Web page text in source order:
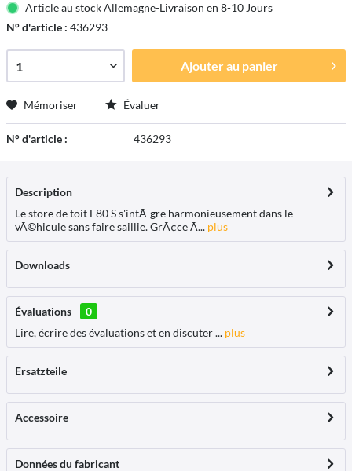
Article au stock Allemagne-Livraison en 8-10 Jours
N° d'article : 436293
Ajouter au panier
Mémoriser Évaluer
N° d'article : 436293
Description
Le store de toit F80 S s'intÃ¨gre harmonieusement dans le
vÃ©hicule sans faire saillie. GrÃ¢ce Ã... plus
Downloads
Évaluations
0
Lire, écrire des évaluations et en discuter ... plus
Ersatzteile
Accessoire
Données du fabricant